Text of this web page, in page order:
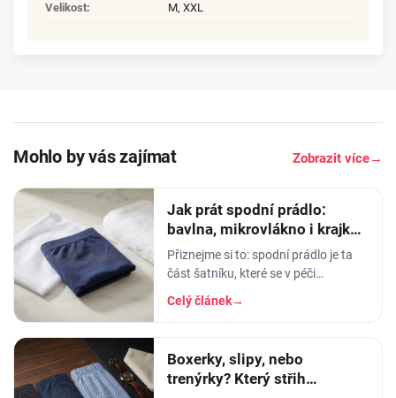
Velikost: M, XXL
Mohlo by vás zajímat Zobrazit více→
Jak prát spodní prádlo:
bavlna, mikrovlákno i krajka,
aby vydrželo
Přiznejme si to: spodní prádlo je ta
část šatníku, které se v péči
věnujeme nejmíň. Hodíme ho do
pračky se vším ostatním, dáme
Celý článek→
Boxerky, slipy, nebo
trenýrky? Který střih